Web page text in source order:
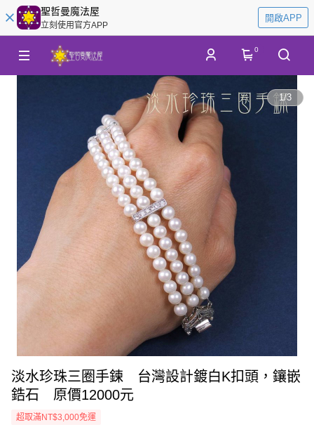
聖哲曼魔法屋
立刻使用官方APP
開啟APP
0
1/3
淡水珍珠三圈手鍊 台灣設計鍍白K扣頭，鑲嵌
鋯石 原價12000元
超取滿NT$3,000免運